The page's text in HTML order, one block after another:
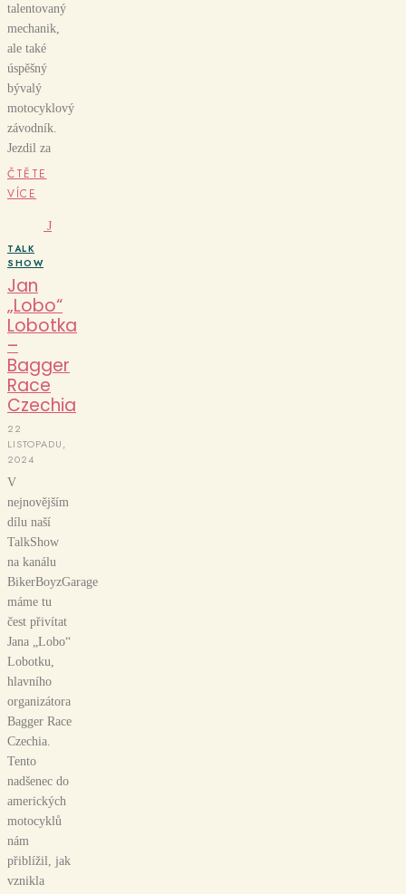
talentovaný
mechanik,
ale také
úspěšný
bývalý
motocyklový
závodník.
Jezdil za
ČTĚTE
VÍCE
J
TALK
SHOW
Jan
„Lobo“
Lobotka
–
Bagger
Race
Czechia
22
LISTOPADU,
2024
V
nejnovějším
dílu naší
TalkShow
na kanálu
BikerBoyzGarage
máme tu
čest přivítat
Jana „Lobo“
Lobotku,
hlavního
organizátora
Bagger Race
Czechia.
Tento
nadšenec do
amerických
motocyklů
nám
přiblížil, jak
vznikla